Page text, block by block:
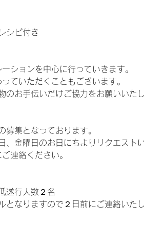
レシピ付き
ションを中心に行っていきます。
ていただくこともございます。
のお手伝いだけご協力をお願いいたし
募集となっております。
金曜日のお日にちよりリクエスト
連絡ください。
遂行人数２名
となりますので２日前にご連絡いたし